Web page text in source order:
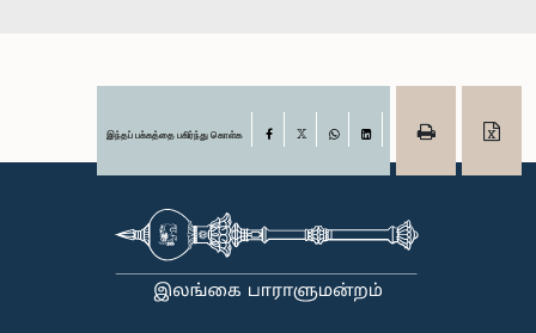
இந்தப் பக்கத்தை பகிர்ந்து கொள்க Facebook